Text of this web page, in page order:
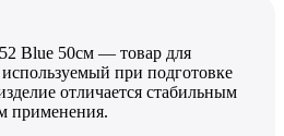
Blue 50см — товар для
используемый при подготовке
отличается стабильным
применения.